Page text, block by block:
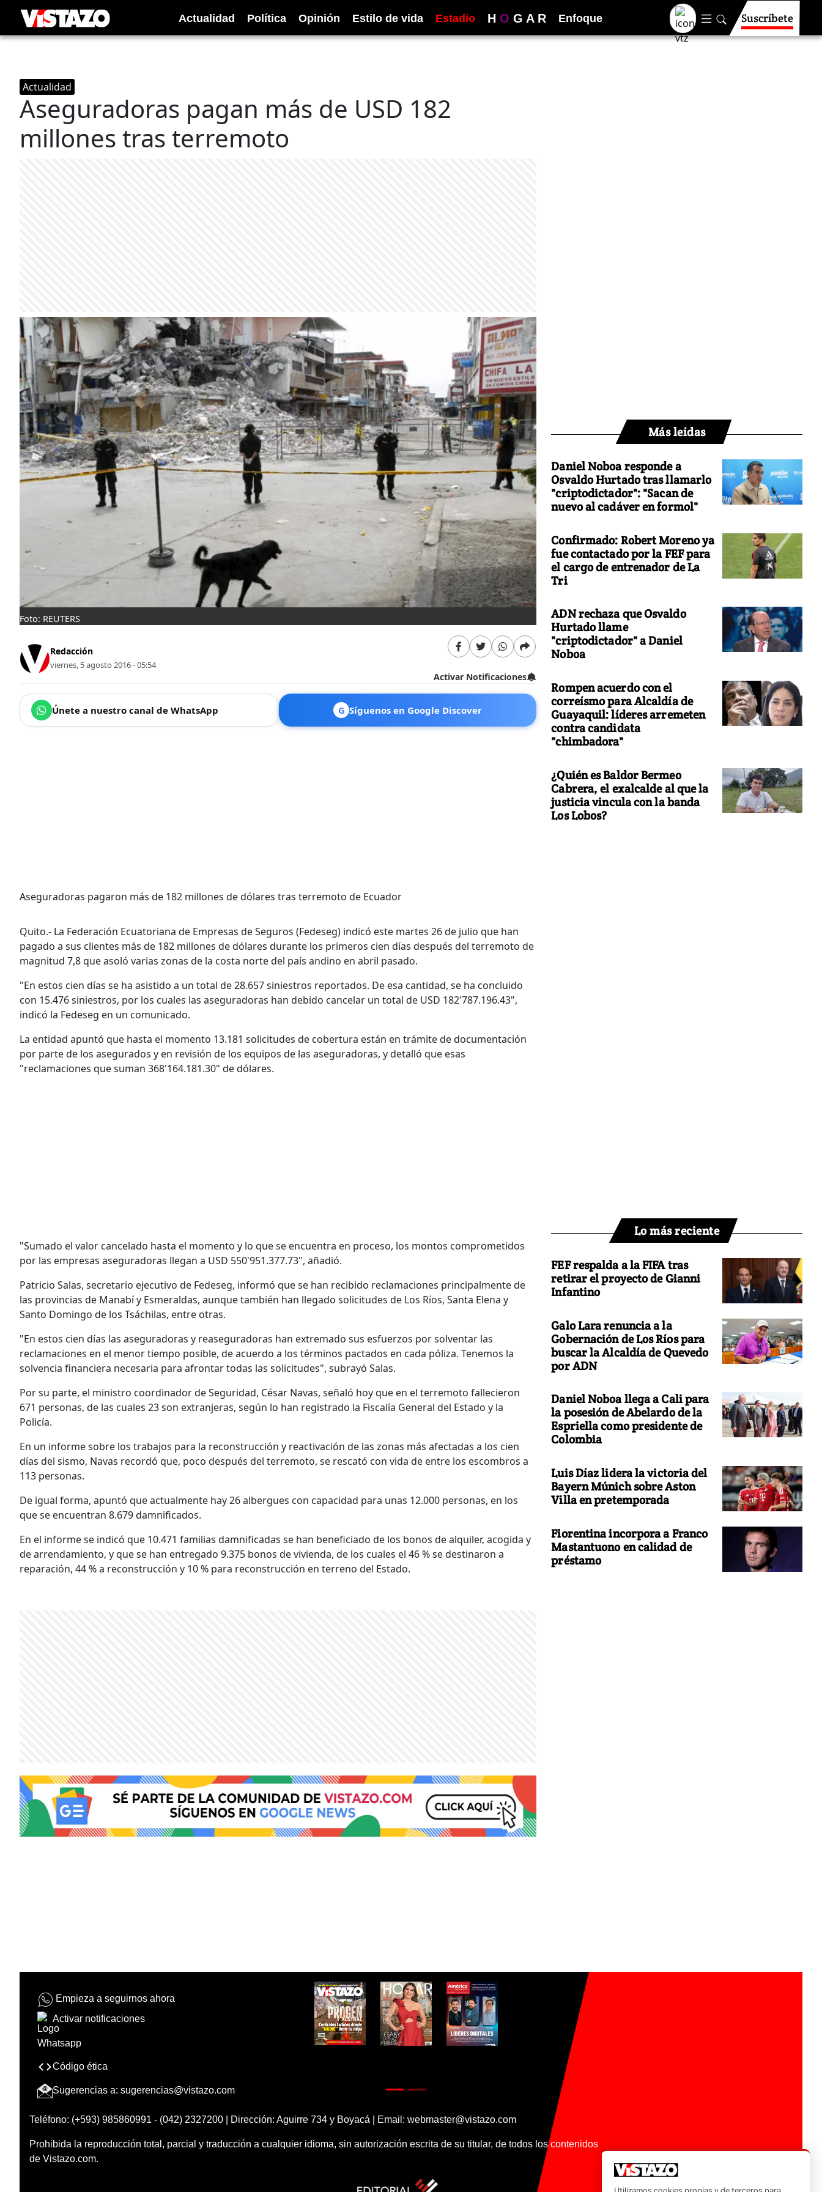
Actualidad Política Opinión Estilo de vida Estadio H O G A R Enfoque Suscríbete
Actualidad
Aseguradoras pagan más de USD 182
millones tras terremoto
Foto: REUTERS
Redacción
viernes, 5 agosto 2016 - 05:54
Activar Notificaciones
Únete a nuestro canal de WhatsApp G Síguenos en Google Discover
Aseguradoras pagaron más de 182 millones de dólares tras terremoto de Ecuador
Quito.- La Federación Ecuatoriana de Empresas de Seguros (Fedeseg) indicó este martes 26 de julio que han
pagado a sus clientes más de 182 millones de dólares durante los primeros cien días después del terremoto de
magnitud 7,8 que asoló varias zonas de la costa norte del país andino en abril pasado.
"En estos cien días se ha asistido a un total de 28.657 siniestros reportados. De esa cantidad, se ha concluido
con 15.476 siniestros, por los cuales las aseguradoras han debido cancelar un total de USD 182'787.196.43",
indicó la Fedeseg en un comunicado.
La entidad apuntó que hasta el momento 13.181 solicitudes de cobertura están en trámite de documentación
por parte de los asegurados y en revisión de los equipos de las aseguradoras, y detalló que esas
"reclamaciones que suman 368'164.181.30" de dólares.
"Sumado el valor cancelado hasta el momento y lo que se encuentra en proceso, los montos comprometidos
por las empresas aseguradoras llegan a USD 550'951.377.73", añadió.
Patricio Salas, secretario ejecutivo de Fedeseg, informó que se han recibido reclamaciones principalmente de
las provincias de Manabí y Esmeraldas, aunque también han llegado solicitudes de Los Ríos, Santa Elena y
Santo Domingo de los Tsáchilas, entre otras.
"En estos cien días las aseguradoras y reaseguradoras han extremado sus esfuerzos por solventar las
reclamaciones en el menor tiempo posible, de acuerdo a los términos pactados en cada póliza. Tenemos la
solvencia financiera necesaria para afrontar todas las solicitudes", subrayó Salas.
Por su parte, el ministro coordinador de Seguridad, César Navas, señaló hoy que en el terremoto fallecieron
671 personas, de las cuales 23 son extranjeras, según lo han registrado la Fiscalía General del Estado y la
Policía.
En un informe sobre los trabajos para la reconstrucción y reactivación de las zonas más afectadas a los cien
días del sismo, Navas recordó que, poco después del terremoto, se rescató con vida de entre los escombros a
113 personas.
De igual forma, apuntó que actualmente hay 26 albergues con capacidad para unas 12.000 personas, en los
que se encuentran 8.679 damnificados.
En el informe se indicó que 10.471 familias damnificadas se han beneficiado de los bonos de alquiler, acogida y
de arrendamiento, y que se han entregado 9.375 bonos de vivienda, de los cuales el 46 % se destinaron a
reparación, 44 % a reconstrucción y 10 % para reconstrucción en terreno del Estado.
Más leídas
Daniel Noboa responde a
Osvaldo Hurtado tras llamarlo
"criptodictador": "Sacan de
nuevo al cadáver en formol"
Confirmado: Robert Moreno ya
fue contactado por la FEF para
el cargo de entrenador de La
Tri
ADN rechaza que Osvaldo
Hurtado llame
"criptodictador" a Daniel
Noboa
Rompen acuerdo con el
correísmo para Alcaldía de
Guayaquil: líderes arremeten
contra candidata
"chimbadora"
¿Quién es Baldor Bermeo
Cabrera, el exalcalde al que la
justicia vincula con la banda
Los Lobos?
Lo más reciente
FEF respalda a la FIFA tras
retirar el proyecto de Gianni
Infantino
Galo Lara renuncia a la
Gobernación de Los Ríos para
buscar la Alcaldía de Quevedo
por ADN
Daniel Noboa llega a Cali para
la posesión de Abelardo de la
Espriella como presidente de
Colombia
Luis Díaz lidera la victoria del
Bayern Múnich sobre Aston
Villa en pretemporada
Fiorentina incorpora a Franco
Mastantuono en calidad de
préstamo
Empieza a seguirnos ahora
Activar notificaciones
Código ética
Sugerencias a: sugerencias@vistazo.com
Teléfono: (+593) 985860991 - (042) 2327200 | Dirección: Aguirre 734 y Boyacá | Email: webmaster@vistazo.com
Prohibida la reproducción total, parcial y traducción a cualquier idioma, sin autorización escrita de su titular, de todos los contenidos
de Vistazo.com.